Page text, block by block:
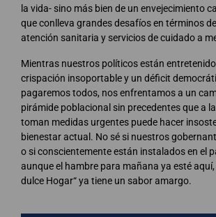
la vida- sino más bien de un envejecimiento
que conlleva grandes desafíos en términos
atención sanitaria y servicios de cuidado a
Mientras nuestros políticos están
crispación insoportable y un déficit
pagaremos todos, nos enfrentamos a un
pirámide poblacional sin precedentes que a
toman medidas urgentes puede hacer
bienestar actual. No sé si nuestros
o si conscientemente están instalados en el
aunque el hambre para mañana ya esté
dulce Hogar“ ya tiene un sabor amargo.